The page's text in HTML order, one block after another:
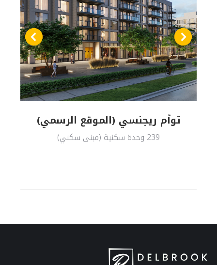
توأم ريجنسي (الموقع الرسمي)
239 وحدة سكنية (مبنى سكني)